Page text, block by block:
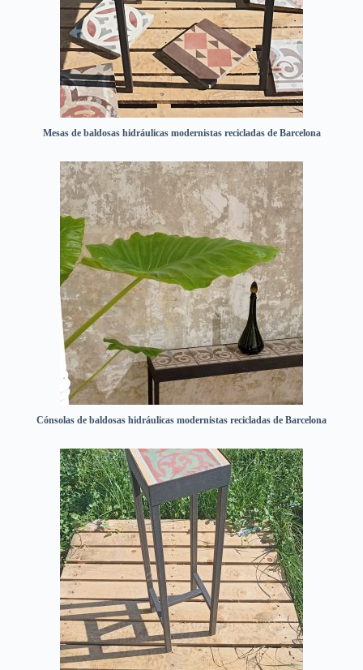
Mesas de baldosas hidráulicas modernistas recicladas de Barcelona
Cónsolas de baldosas hidráulicas modernistas recicladas de Barcelona